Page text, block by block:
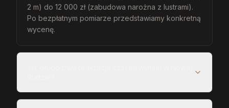
2 m) do 12 000 zł (zabudowa narożna z lustrami).
Po bezpłatnym pomiarze przedstawiamy konkretną
wycenę.